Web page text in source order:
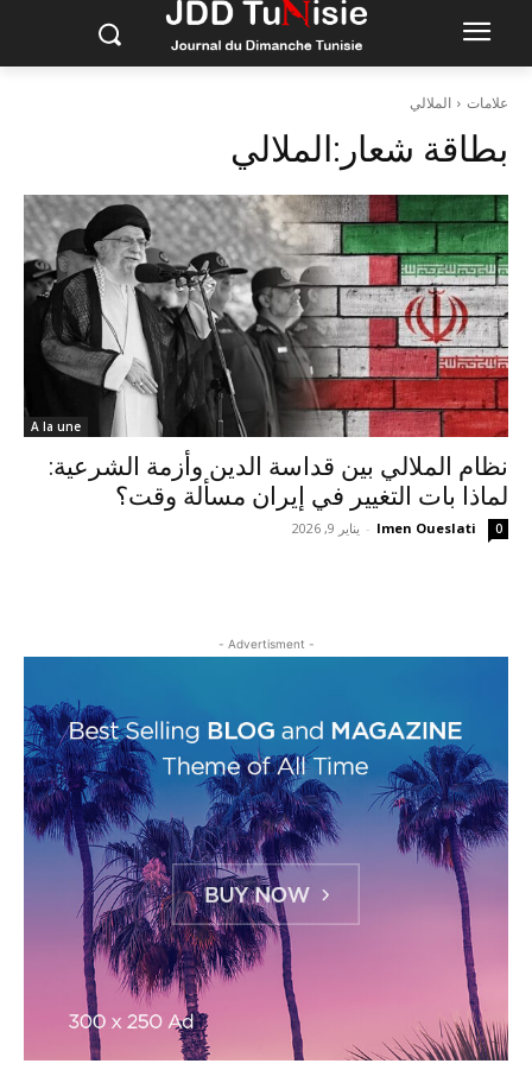
علامات الملالي
بطاقة شعار:الملالي
A la une
نظام الملالي بين قداسة الدين وأزمة الشرعية:
لماذا بات التغيير في إيران مسألة وقت؟
Imen Oueslati
- يناير 9, 2026 0
- Advertisment -